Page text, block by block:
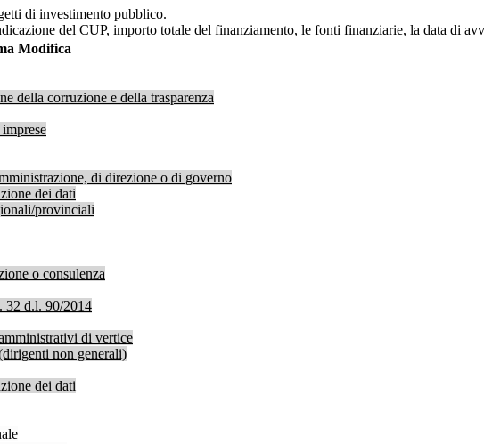
di investimento pubblico.
del CUP, importo totale del finanziamento, le fonti finanziarie, la data di
Modifica
della corruzione e della trasparenza
di direzione o di governo
dei dati
provinciali
o consulenza
32 d.l. 90/2014
di vertice
non generali)
dei dati